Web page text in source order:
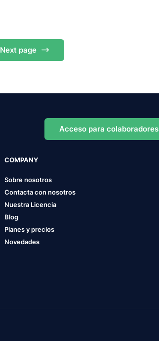
Next page
Acceso para colaboradores
COMPANY
Sobre nosotros
Contacta con nosotros
Nuestra Licencia
Blog
Planes y precios
Novedades